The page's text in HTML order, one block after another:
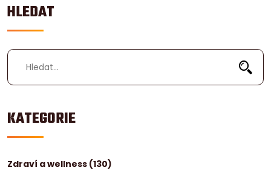
HLEDAT
KATEGORIE
Zdraví a wellness (130)